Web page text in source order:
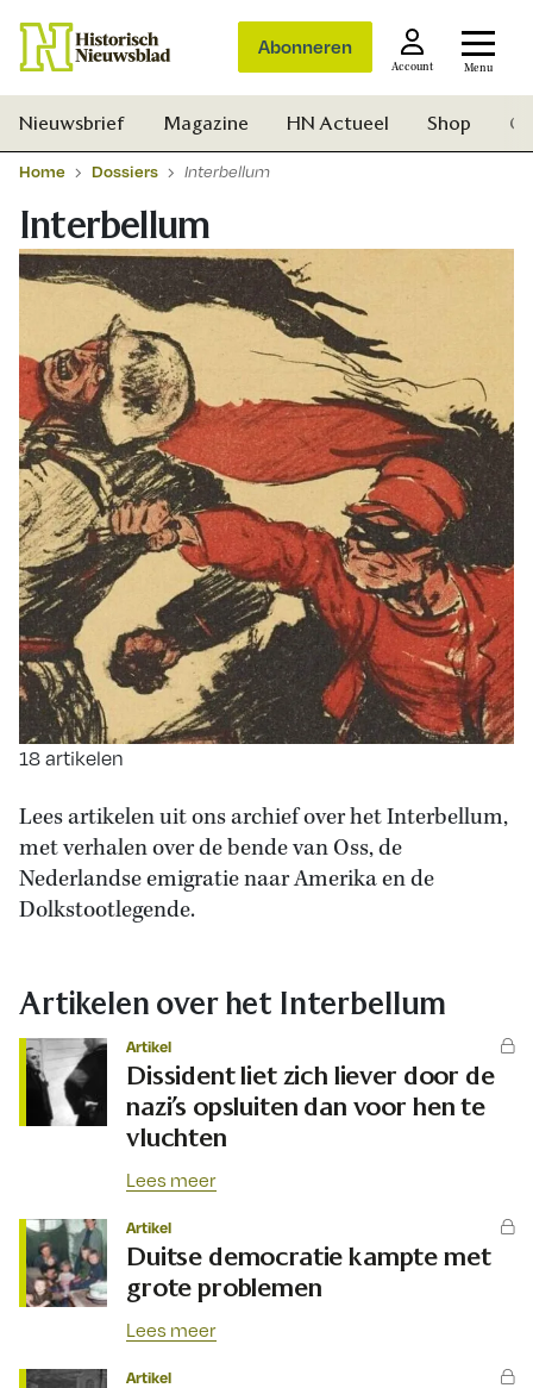
Abonneren
Account Menu
Zoek
Nieuwsbrief Magazine HN Actueel Shop
Home Dossiers Interbellum
Interbellum
18 artikelen
Lees artikelen uit ons archief over het Interbellum,
met verhalen over de bende van Oss, de
Nederlandse emigratie naar Amerika en de
Dolkstootlegende.
Artikelen over het Interbellum
Artikel
Dissident liet zich liever door de
nazi’s opsluiten dan voor hen te
vluchten
Lees meer
Artikel
Duitse democratie kampte met
grote problemen
Lees meer
Artikel